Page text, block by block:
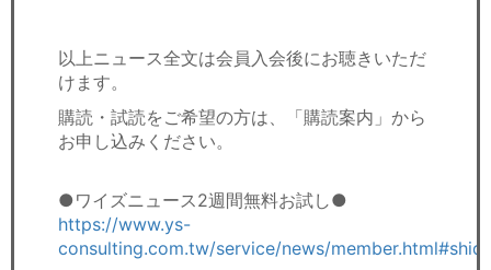
以上ニュース全文は会員入会後にお聴きいただ
けます。
購読・試読をご希望の方は、「購読案内」から
お申し込みください。
●ワイズニュース2週間無料お試し●
https://www.ys-
consulting.com.tw/service/news/